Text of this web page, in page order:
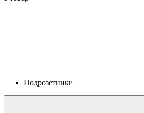
Подрозетники